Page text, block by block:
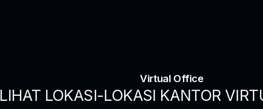
Virtual Office
LIHAT LOKASI-LOKASI KANTOR